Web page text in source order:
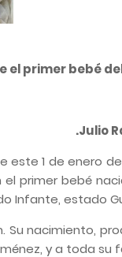
el primer bebé
Julio
este 1 de enero de
el primer bebé
Infante, estado
Su nacimiento,
y a toda su